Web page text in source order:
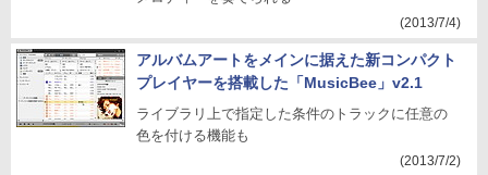
(2013/7/4)
アルバムアートをメインに据えた新コンパクト
プレイヤーを搭載した「MusicBee」v2.1
ライブラリ上で指定した条件のトラックに任意の
色を付ける機能も
(2013/7/2)